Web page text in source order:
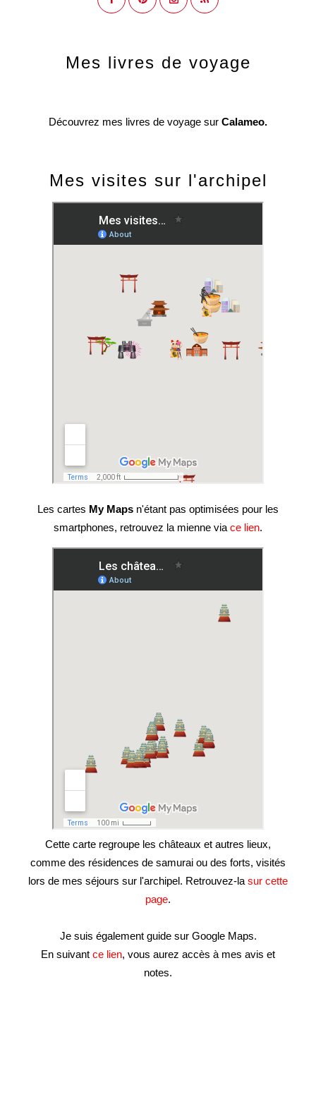
Mes livres de voyage
Découvrez mes livres de voyage sur Calameo.
Mes visites sur l'archipel
Les cartes My Maps n'étant pas optimisées pour les
smartphones, retrouvez la mienne via ce lien.
Cette carte regroupe les châteaux et autres lieux,
comme des résidences de samurai ou des forts, visités
lors de mes séjours sur l'archipel. Retrouvez-la sur cette
page.
Je suis également guide sur Google Maps.
En suivant ce lien, vous aurez accès à mes avis et
notes.